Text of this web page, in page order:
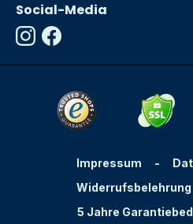
Social-Media
Impressum -
Widerrufsbelehrung
5 Jahre